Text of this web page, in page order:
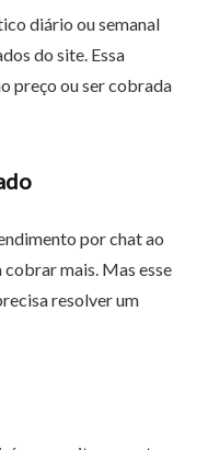
diário ou semanal
do site. Essa
preço ou ser cobrada
por chat ao
mais. Mas esse
resolver um